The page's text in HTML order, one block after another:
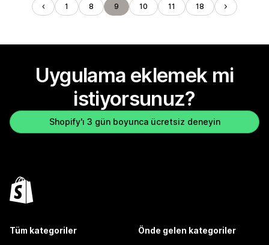
1 8 9 10 11 18
Uygulama eklemek mi
istiyorsunuz?
Shopify'ı 3 gün boyunca ücretsiz deneyin
Tüm kategoriler Önde gelen kategoriler